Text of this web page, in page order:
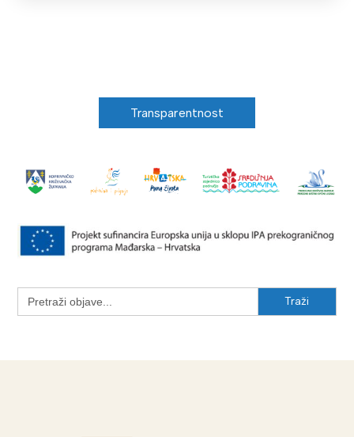
Transparentnost
Search
for: